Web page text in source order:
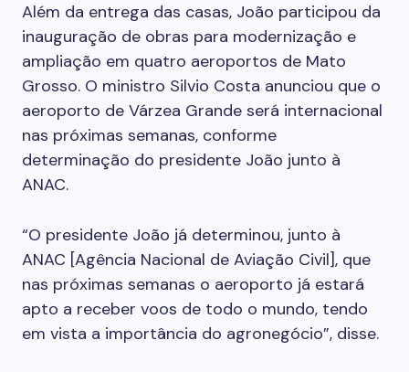
Além da entrega das casas, João participou da
inauguração de obras para modernização e
ampliação em quatro aeroportos de Mato
Grosso. O ministro Silvio Costa anunciou que o
aeroporto de Várzea Grande será internacional
nas próximas semanas, conforme
determinação do presidente João junto à
ANAC.
“O presidente João já determinou, junto à
ANAC [Agência Nacional de Aviação Civil], que
nas próximas semanas o aeroporto já estará
apto a receber voos de todo o mundo, tendo
em vista a importância do agronegócio”, disse.